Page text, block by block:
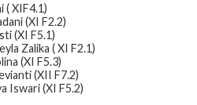
( XIF4.1)
(XI F2.2)
(XI F5.1)
Zalika ( XI F2.1)
(XI F5.3)
(XII F7.2)
Iswari (XI F5.2)